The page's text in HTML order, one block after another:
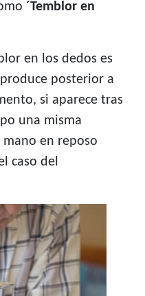
´Temblor en
en los dedos es
posterior a
si aparece tras
una misma
en reposo
caso del